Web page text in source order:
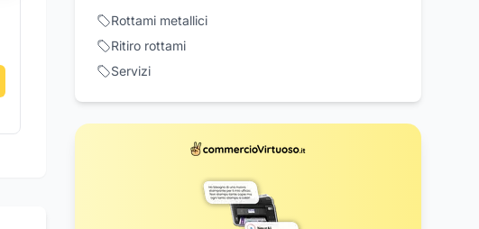
muratura pietra e
cemento Silverline
Acquista ora
Rottami metallici
Ritiro rottami
Servizi